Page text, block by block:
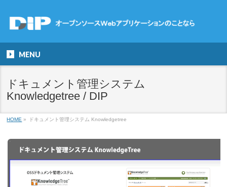
MENU
ドキュメント管理システム
Knowledgetree / DIP
HOME » ドキュメント管理システム Knowledgetree